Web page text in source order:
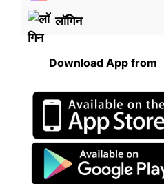
लॉगिन
Download App from